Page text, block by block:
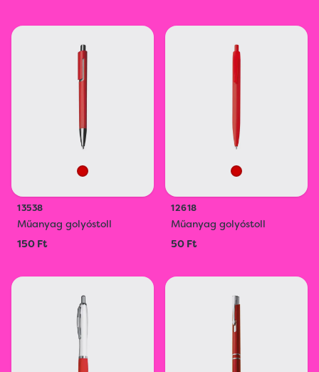
13538
Műanyag golyóstoll
150 Ft
12618
Műanyag golyóstoll
50 Ft